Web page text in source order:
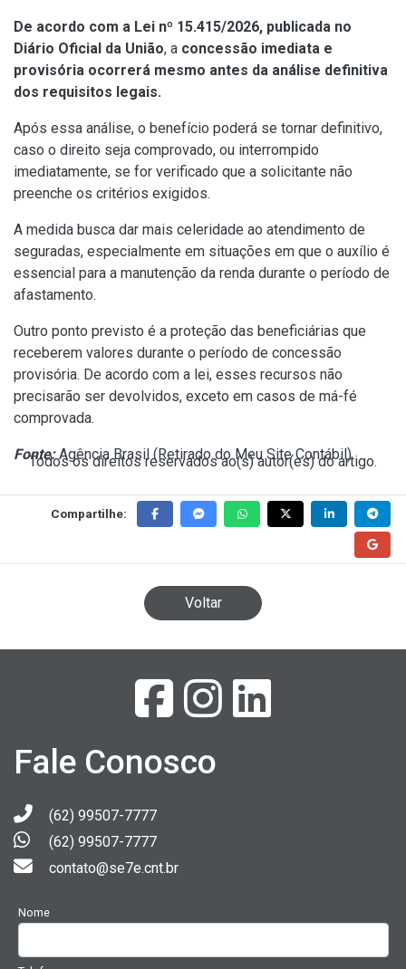
De acordo com a Lei nº 15.415/2026, publicada no
Diário Oficial da União, a concessão imediata e
provisória ocorrerá mesmo antes da análise definitiva
dos requisitos legais.
Após essa análise, o benefício poderá se tornar definitivo,
caso o direito seja comprovado, ou interrompido
imediatamente, se for verificado que a solicitante não
preenche os critérios exigidos.
A medida busca dar mais celeridade ao atendimento de
seguradas, especialmente em situações em que o auxílio é
essencial para a manutenção da renda durante o período de
afastamento.
Outro ponto previsto é a proteção das beneficiárias que
receberem valores durante o período de concessão
provisória. De acordo com a lei, esses recursos não
precisarão ser devolvidos, exceto em casos de má-fé
comprovada.
Fonte:Agência Brasil (Retirado do Meu Site Contábil)
Todos os direitos reservados ao(s) autor(es) do artigo.
Compartilhe:
Voltar
Fale Conosco
(62) 99507-7777
(62) 99507-7777
contato@se7e.cnt.br
Nome